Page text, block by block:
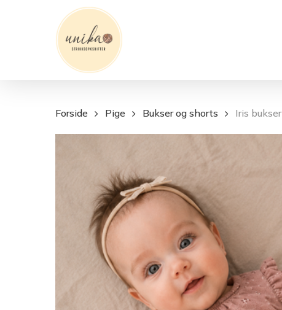
Forside Pige Bukser og shorts Iris bukser